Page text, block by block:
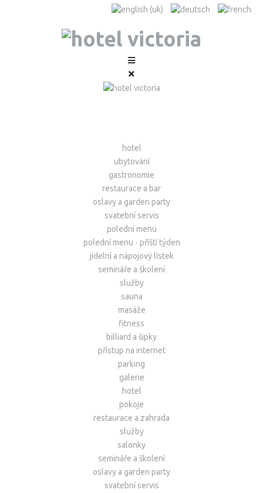
hotel
ubytování
gastronomie
restaurace a bar
oslavy a garden party
svatební servis
polední menu
polední menu - příští týden
jídelní a nápojový lístek
semináře a školení
služby
sauna
masáže
fitness
billiard a šipky
přístup na internet
parking
galerie
hotel
pokoje
restaurace a zahrada
služby
salonky
semináře a školení
oslavy a garden party
svatební servis